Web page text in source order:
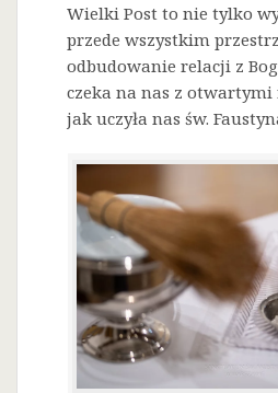
Wielki Post to nie tylko
przede wszystkim
odbudowanie relacji z
czeka na nas z
jak uczyła nas św.